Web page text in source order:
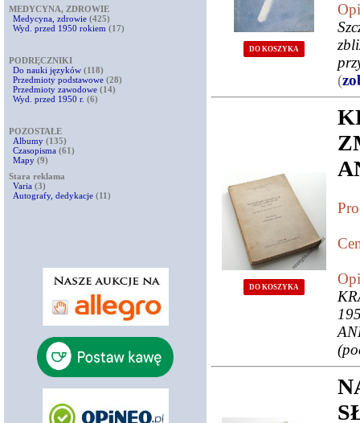
MEDYCYNA, ZDROWIE
Medycyna, zdrowie (425)
Wyd. przed 1950 rokiem (17)
PODRĘCZNIKI
Do nauki języków (118)
Przedmioty podstawowe (28)
Przedmioty zawodowe (14)
Wyd. przed 1950 r. (6)
POZOSTAŁE
Albumy (135)
Czasopisma (61)
Mapy (9)
Stara reklama
Varia (3)
Autografy, dedykacje (11)
DO KOSZYKA
(
DO KOSZYKA